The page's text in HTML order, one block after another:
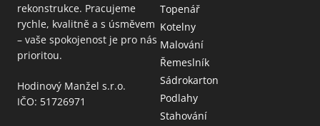
rekonstrukce. Pracujeme
rychle, kvalitně a s úsměvem
– vaše spokojenost je pro nás
prioritou.
Hodinový Manžel s.r.o.
IČO: 51726971
Topenář
Kotelny
Malování
Řemeslník
Sádrokarton
Podlahy
Stahování